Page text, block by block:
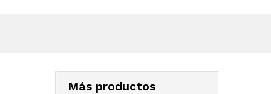
Más productos